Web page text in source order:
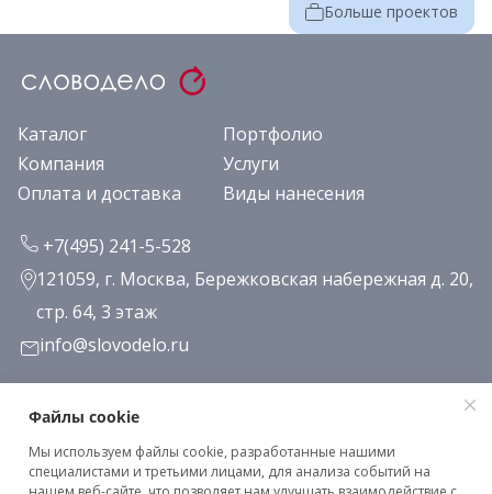
Больше проектов
Каталог
Портфолио
Компания
Услуги
Оплата и доставка
Виды нанесения
+7(495) 241-5-528
121059, г. Москва, Бережковская набережная д. 20,
стр. 64, 3 этаж
info@slovodelo.ru
Заказать звонок
Подписаться на рассылку
Файлы cookie
Мы используем файлы cookie, разработанные нашими
специалистами и третьими лицами, для анализа событий на